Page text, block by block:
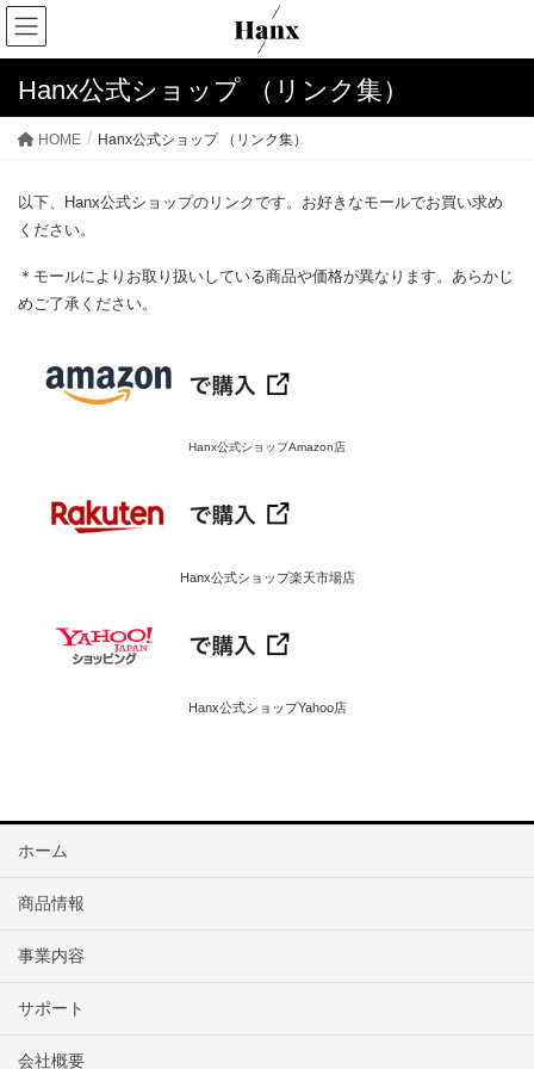
Hanx公式ショップ （リンク集）
HOME Hanx公式ショップ （リンク集）
以下、Hanx公式ショップのリンクです。お好きなモールでお買い求め
ください。
＊モールによりお取り扱いしている商品や価格が異なります。あらかじ
めご了承ください。
Hanx公式ショップAmazon店
Hanx公式ショップ楽天市場店
Hanx公式ショップYahoo店
ホーム
商品情報
事業内容
サポート
会社概要